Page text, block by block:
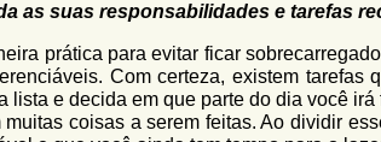
as suas responsabilidades e tarefas
prática para evitar ficar
Com certeza, existem tarefas
lista e decida em que parte do dia você
muitas coisas a serem feitas. Ao dividir